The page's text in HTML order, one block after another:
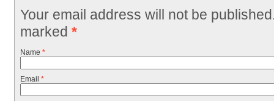
Your email address will not be
marked *
Name *
Email *